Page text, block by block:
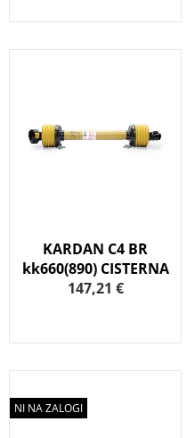
KARDAN C4 BR
kk660(890) CISTERNA
147,21 €
NI NA ZALOGI